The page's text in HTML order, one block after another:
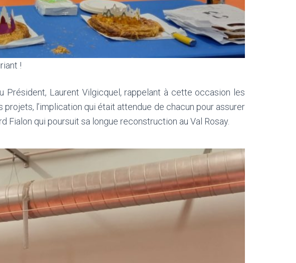
!
Président, Laurent Vilgicquel, rappelant à cette occasion les
l’implication qui était attendue de chacun pour assurer
Fialon qui poursuit sa longue reconstruction au Val Rosay.